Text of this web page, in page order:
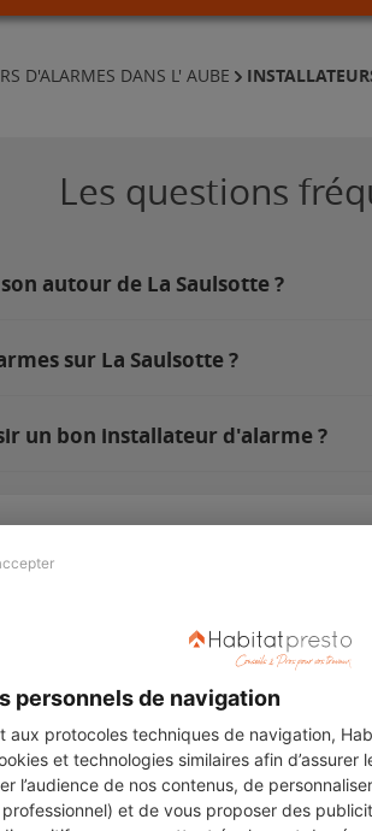
personnels de navigation
aux protocoles techniques de navigation,
et technologies similaires afin
l’audience de nos contenus, de
et de vous proposer des
D'ALARMES DANS L' AUBE
Les questions
autour de La Saulsotte ?
sur La Saulsotte ?
un bon installateur d'alarme ?
Revue de presse